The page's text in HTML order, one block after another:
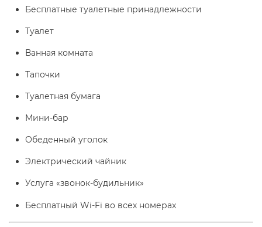
Бесплатные туалетные принадлежности
Туалет
Ванная комната
Тапочки
Туалетная бумага
Мини-бар
Обеденный уголок
Электрический чайник
Услуга «звонок-будильник»
Бесплатный Wi-Fi во всех номерах